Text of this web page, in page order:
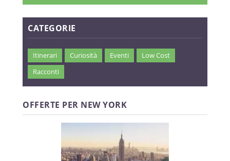
CATEGORIE
Itinerari Curiosità Eventi
Low Cost
Racconti
OFFERTE PER NEW YORK